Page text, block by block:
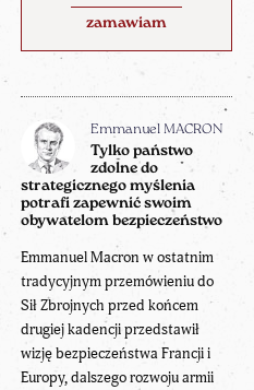
zamawiam
Emmanuel MACRON
Tylko państwo
zdolne do
strategicznego myślenia
potrafi zapewnić swoim
obywatelom bezpieczeństwo
Emmanuel Macron w ostatnim
tradycyjnym przemówieniu do
Sił Zbrojnych przed końcem
drugiej kadencji przedstawił
wizję bezpieczeństwa Francji i
Europy, dalszego rozwoju armii